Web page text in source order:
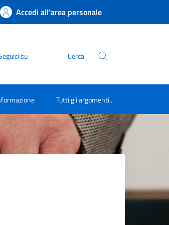
Accedi all'area personale
su Cerca
Tutti gli argomenti...